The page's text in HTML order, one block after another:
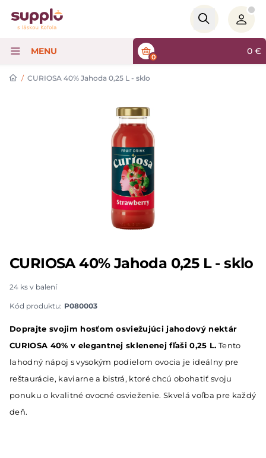
Logo
MENU
0
0 €
/ CURIOSA 40% Jahoda 0,25 L - sklo
CURIOSA 40% Jahoda 0,25 L - sklo
24 ks v balení
Kód produktu: P080003
Description
Doprajte svojim hosťom osviežujúci jahodový nektár
CURIOSA 40% v elegantnej sklenenej fľaši 0,25 L. Tento
lahodný nápoj s vysokým podielom ovocia je ideálny pre
reštaurácie, kaviarne a bistrá, ktoré chcú obohatiť svoju
ponuku o kvalitné ovocné osvieženie. Skvelá voľba pre každý
deň.